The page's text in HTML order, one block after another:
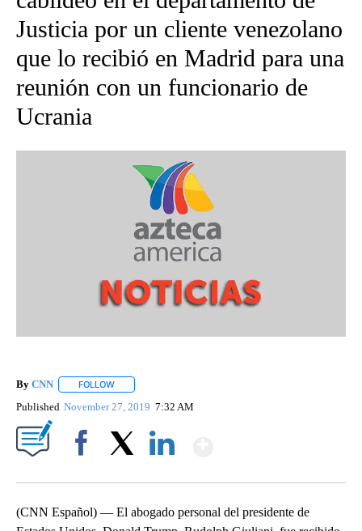
Justicia por un cliente venezolano
que lo recibió en Madrid para una
reunión con un funcionario de
Ucrania
By CNN FOLLOW
Published November 27, 2019 7:32 AM
(CNN Español) — El abogado personal del presidente de